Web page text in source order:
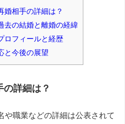
婚相手の詳細は？
去の結婚と離婚の経緯
ロフィールと経歴
と今後の展望
の詳細は？
や職業などの詳細は公表されて